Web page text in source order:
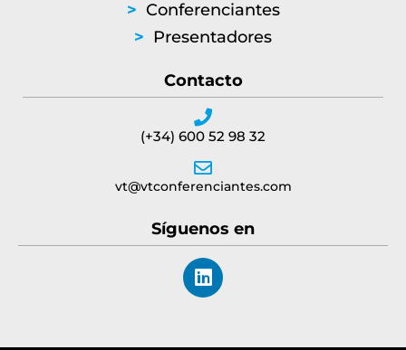
> Conferenciantes
> Presentadores
Contacto
(+34) 600 52 98 32
vt@vtconferenciantes.com
Síguenos en
L
i